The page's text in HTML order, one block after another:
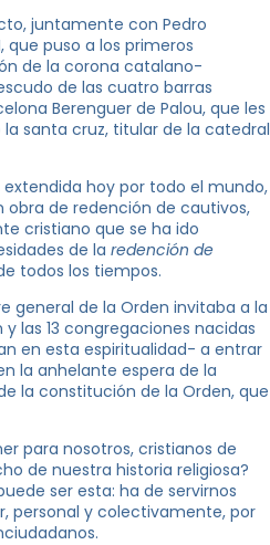
juntamente con Pedro
que puso a los primeros
de la corona catalano-
de las cuatro barras
Berenguer de Palou, que les
santa cruz, titular de la catedral
hoy por todo el mundo,
obra de redención de cautivos,
cristiano que se ha ido
de la redención de
todos los tiempos.
general de la Orden invitaba a la
las 13 congregaciones nacidas
en esta espiritualidad- a entrar
la anhelante espera de la
la constitución de la Orden, que
para nosotros, cristianos de
de nuestra historia religiosa?
ser esta: ha de servirnos
personal y colectivamente, por